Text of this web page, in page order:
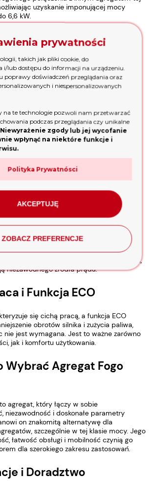
uzyskanie imponującej mocy
6,6 kW.
i Łatwość Transportu
kółkom i rączce transportowej agregat
łatwy w przemieszczaniu, co jest istotne
domowym, jak i profesjonalnym.
zwiększa jego funkcjonalność w
i sytuacjach.
Obsługa
z akumulatorem zapewnia prostotę
czyni agregat przyjaznym dla
każdym poziomie doświadczenia.
Inwerterowa dla
Zasilania
inwerterowej w agregacie Fogo
wyższą jakość i stabilność zasilania niż
elektryczne. Jest to kluczowe dla urządzeń,
niezawodnego źródła prądu.
i Funkcja ECO
się cichą pracą, a funkcja ECO
obrotów silnika i zużycia paliwa,
nie jest wymagana. Jest to ważne zarówno
jak i komfortu użytkowania.
Wybrać Agregat Fogo
agregat, który łączy w sobie
niezawodność i doskonałe parametry
on znakomitą alternatywę dla
szczególnie w tej klasie mocy. Jego
łatwość obsługi i mobilność czynią go
dla szerokiego zakresu zastosowań.
i Doradztwo
prywatności
takich jak pliki cookie, do
i/lub dostępu do informacji na urządzeniu.
poprawy doświadczeń przeglądania oraz
i niespersonalizowanych
na te technologie pozwoli nam przetwarzać
podczas przeglądania czy unikalne
Niewyrażenie zgody lub jej wycofanie
wpłynąć na niektóre funkcje i
Polityka Prywatnósci
AKCEPTUJĘ
ZOBACZ PREFERENCJE